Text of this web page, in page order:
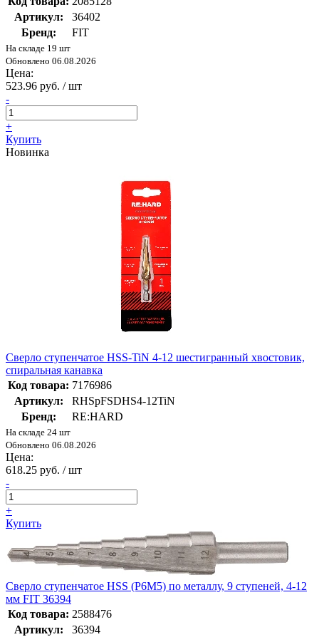
Артикул:
36402
Бренд:
FIT
На складе 19 шт
Обновлено 06.08.2026
Цена:
523.96 руб. / шт
-
+
Купить
Новинка
Сверло ступенчатое HSS-TiN 4-12 шестигранный хвостовик,
спиральная канавка
Код товара: 7176986
Артикул:
RHSpFSDHS4-12TiN
Бренд:
RE:HARD
На складе 24 шт
Обновлено 06.08.2026
Цена:
618.25 руб. / шт
-
+
Купить
Сверло ступенчатое HSS (Р6М5) по металлу, 9 ступеней, 4-12
мм FIT 36394
Код товара: 2588476
Артикул:
36394